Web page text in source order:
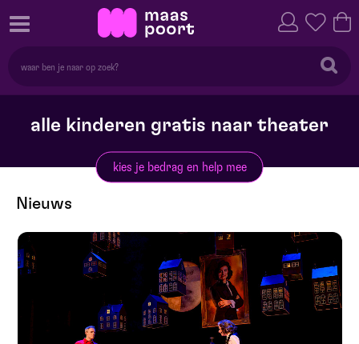
alle kinderen gratis naar theater
kies je bedrag en help mee
Nieuws